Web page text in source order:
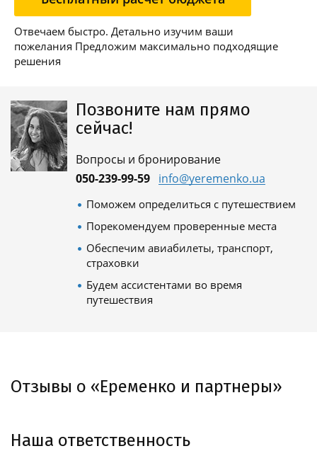
Отвечаем быстро. Детально изучим ваши
пожелания Предложим максимально подходящие
решения
Позвоните нам прямо
сейчас!
Вопросы и бронирование
050-239-99-59 info@yeremenko.ua
Поможем определиться с путешествием
Порекомендуем проверенные места
Обеспечим авиабилеты, транспорт,
страховки
Будем ассистентами во время
путешествия
Отзывы о «Еременко и партнеры»
Наша ответственность